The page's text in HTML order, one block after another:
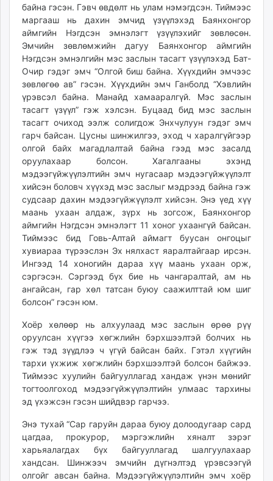
shuum.mn
times.mn
tvmongolia.mn
mass.mn
unegui.mn
assa.mn
toim.mn
tac.mn
paparazzi.mn
unread.today
байна гэсэн. Гэвч өвдөлт нь улам нэмэгдсэн. Тиймээс
маргааш нь дахин эмчид үзүүлэхэд Баянхонгор
аймгийн Нэгдсэн эмнэлэгт үзүүлэхийг зөвлөсөн.
Эмчийн зөвлөмжийн дагуу Баянхонгор аймгийн
Нэгдсэн эмнэлгийн мэс заслын тасагт үзүүлэхэд Бат-
Очир гэдэг эмч “Олгой биш байна. Хүүхдийн эмчээс
зөвлөгөө ав” гэсэн. Хүүхдийн эмч Ганболд “Хэвлийн
үрэвсэл байна. Манайд хамааралгүй. Мэс заслын
тасагт үзүүл” гэж хэлсэн. Буцаад бид мэс заслын
тасагт очиход ээлж солигдож Энхчулуун гэдэг эмч
гарч байсан. Цусны шинжилгээ, эход ч харалгүйгээр
олгой байх магадлалтай байна гээд мэс засалд
оруулахаар болсон. Хагалгааны эхэнд
мэдээгүйжүүлэлтийн эмч нугасаар мэдээгүйжүүлэлт
хийсэн боловч хүүхэд мэс заслыг мэдрээд байна гэж
судсаар дахин мэдээгүйжүүлэлт хийсэн. Энэ үед хүү
маань ухаан алдаж, зүрх нь зогсож, Баянхонгор
аймгийн Нэгдсэн эмнэлэгт 11 хоног ухаангүй байсан.
Тиймээс бид Говь-Алтай аймагт буусан онгоцыг
хувиараа түрээслэн Эх нялхаст яаралтайгаар ирсэн.
Ингээд 14 хоногийн дараа хүү маань ухаан орж,
сэргэсэн. Сэргээд бүх бие нь чангаралтай, ам нь
ангайсан, гар хөл татсан буюу саажилттай юм шиг
болсон” гэсэн юм.
Хоёр хөлөөр нь алхуулаад мэс заслын өрөө рүү
оруулсан хүүгээ хөгжлийн бэрхшээлтэй болчих нь
гэж тэд зүүдлээ ч үгүй байсан байх. Гэтэл хүүгийн
тархи үхжиж хөгжлийн бэрхшээлтэй болсон байжээ.
Тиймээс хуулийн байгууллагад хандаж үнэн мөнийг
тогтоолгоход мэдээгүйжүүлэлтийн улмаас тархины
эд үхэжсэн гэсэн шийдвэр гарчээ.
Энэ тухай “Сар гаруйн дараа буюу долоодугаар сард
цагдаа, прокурор, мэргэжлийн хяналт зэрэг
харьяалагдах бүх байгууллагад шалгуулахаар
хандсан. Шинжээч эмчийн дүгнэлтэд үрэвсээгүй
олгойг авсан байна. Мэдээгүйжүүлэлтийн эмч хоёр